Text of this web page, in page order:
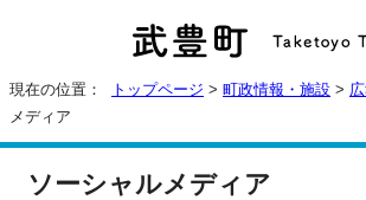
現在の位置： トップページ > 町政情報・施設 >
メディア
ソーシャルメディア